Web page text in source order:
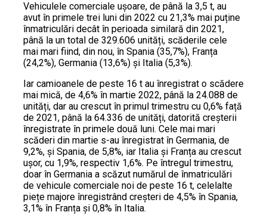
Vehiculele comerciale ușoare, de până la 3,5 t, au
avut în primele trei luni din 2022 cu 21,3% mai puține
înmatriculări decât în perioada similară din 2021,
până la un total de 329.606 unități, scăderile cele
mai mari fiind, din nou, în Spania (35,7%), Franța
(24,2%), Germania (13,6%) și Italia (5,3%).
Iar camioanele de peste 16 t au înregistrat o scădere
mai mică, de 4,6% în martie 2022, până la 24.088 de
unități, dar au crescut în primul trimestru cu 0,6% față
de 2021, până la 64.336 de unități, datorită creșterii
înregistrate în primele două luni. Cele mai mari
scăderi din martie s-au înregistrat în Germania, de
9,2%, și Spania, de 5,8%, iar Italia și Franța au crescut
ușor, cu 1,9%, respectiv 1,6%. Pe întregul trimestru,
doar în Germania a scăzut numărul de înmatriculări
de vehicule comerciale noi de peste 16 t, celelalte
piețe majore înregistrând creșteri de 4,5% în Spania,
3,1% în Franța și 0,8% în Italia.